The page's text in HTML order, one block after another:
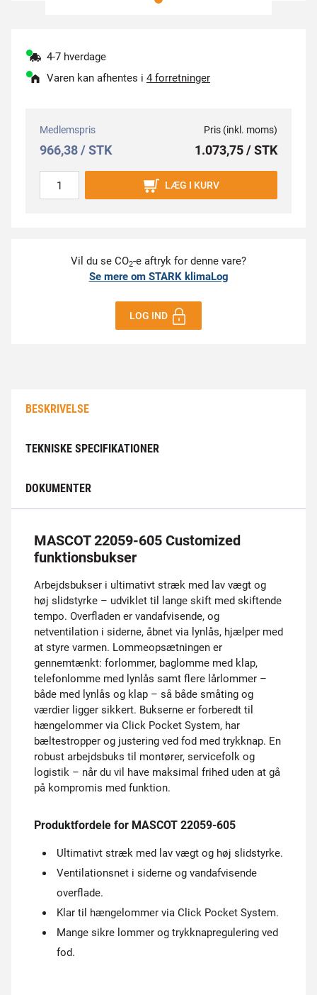
4-7 hverdage
Varen kan afhentes i 4 forretninger
Medlemspris
966,38 / STK
Pris (inkl. moms)
1.073,75 / STK
LÆG I KURV
Vil du se CO2-e aftryk for denne vare?
Se mere om STARK klimaLog
LOG IND
BESKRIVELSE
TEKNISKE SPECIFIKATIONER
DOKUMENTER
MASCOT 22059-605 Customized
funktionsbukser
Arbejdsbukser i ultimativt stræk med lav vægt og
høj slidstyrke – udviklet til lange skift med skiftende
tempo. Overfladen er vandafvisende, og
netventilation i siderne, åbnet via lynlås, hjælper med
at styre varmen. Lommeopsætningen er
gennemtænkt: forlommer, baglomme med klap,
telefonlomme med lynlås samt flere lårlommer –
både med lynlås og klap – så både småting og
værdier ligger sikkert. Bukserne er forberedt til
hængelommer via Click Pocket System, har
bæltestropper og justering ved fod med trykknap. En
robust arbejdsbuks til montører, servicefolk og
logistik – når du vil have maksimal frihed uden at gå
på kompromis med funktion.
Produktfordele for MASCOT 22059-605
Ultimativt stræk med lav vægt og høj slidstyrke.
Ventilationsnet i siderne og vandafvisende
overflade.
Klar til hængelommer via Click Pocket System.
Mange sikre lommer og trykknapregulering ved
fod.